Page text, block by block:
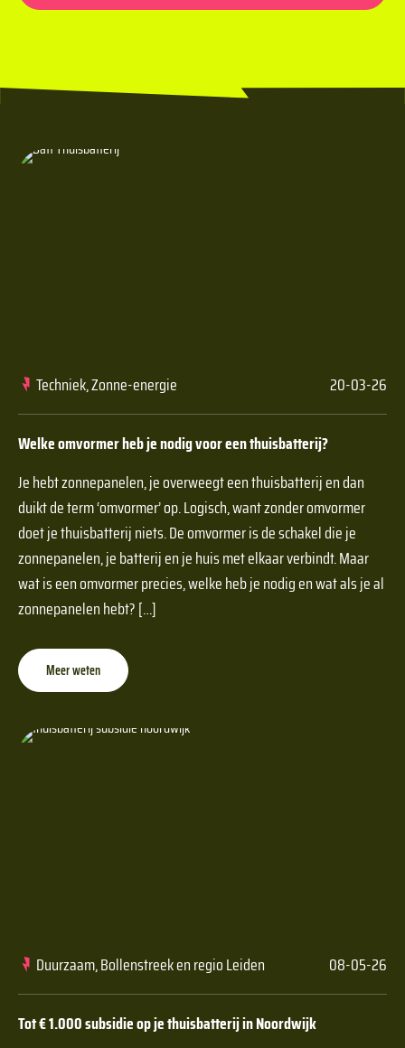
Techniek, Zonne-energie 20-03-26
Welke omvormer heb je nodig voor een thuisbatterij?
Je hebt zonnepanelen, je overweegt een thuisbatterij en dan
duikt de term ‘omvormer’ op. Logisch, want zonder omvormer
doet je thuisbatterij niets. De omvormer is de schakel die je
zonnepanelen, je batterij en je huis met elkaar verbindt. Maar
wat is een omvormer precies, welke heb je nodig en wat als je al
zonnepanelen hebt? […]
Meer weten
Duurzaam, Bollenstreek en regio Leiden 08-05-26
Tot € 1.000 subsidie op je thuisbatterij in Noordwijk